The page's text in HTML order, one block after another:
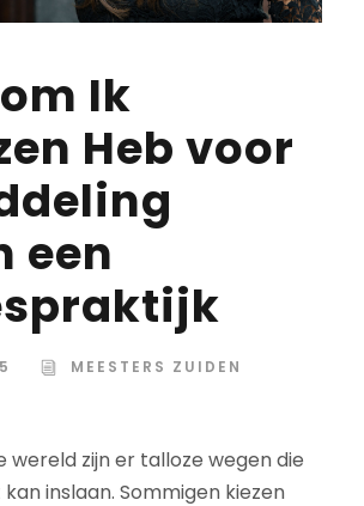
Ik
Heb voor
een
MEESTERS ZUIDEN
wereld zijn er talloze wegen die
inslaan. Sommigen kiezen